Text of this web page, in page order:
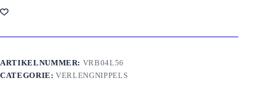
ARTIKELNUMMER: VRB04L56
CATEGORIE:VERLENGNIPPELS